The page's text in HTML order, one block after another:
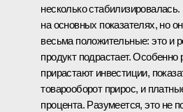
несколько
на основных показателях, но
весьма положительные: это и
продукт подрастает. Особенно
прирастают инвестиции,
товарооборот прирос, и
процента. Разумеется, это не